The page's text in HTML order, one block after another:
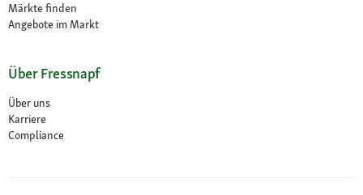
Märkte finden
Angebote im Markt
Über Fressnapf
Über uns
Karriere
Compliance